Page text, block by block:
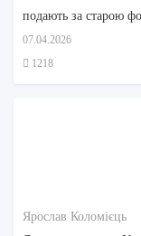
подають за старою
07.04.2026
1218
Ярослав Коломієць